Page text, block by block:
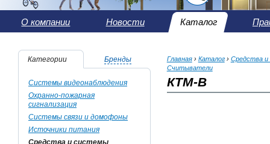
О компании Новости Каталог
Категории Бренды
Системы видеонаблюдения
Охранно-пожарная
сигнализация
Системы связи и домофоны
Источники питания
Средства и системы
Главная› Каталог› Средства и
Считыватели
КТМ-В